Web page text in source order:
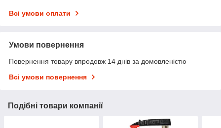
Всі умови оплати
Умови повернення
Повернення товару впродовж 14 днів за домовленістю
Всі умови повернення
Подібні товари компанії